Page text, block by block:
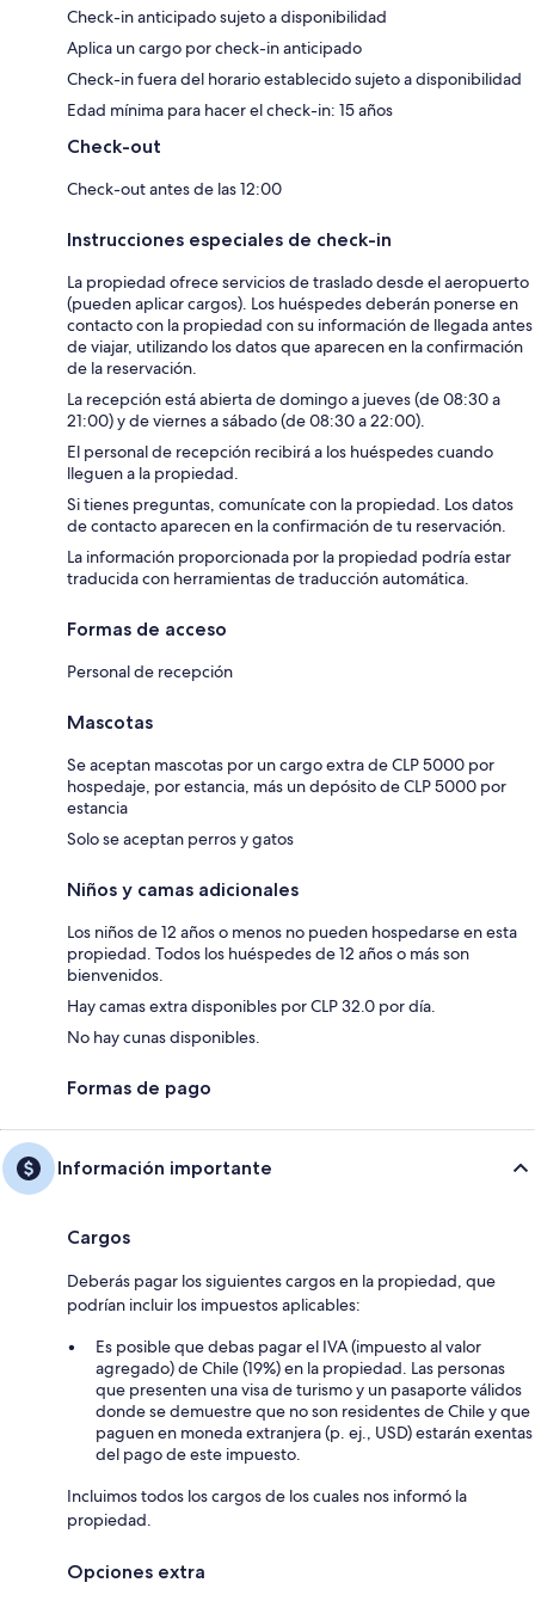
Check-in anticipado sujeto a disponibilidad
Aplica un cargo por check-in anticipado
Check-in fuera del horario establecido sujeto a disponibilidad
Edad mínima para hacer el check-in: 15 años
Check-out
Check-out antes de las 12:00
Instrucciones especiales de check-in
La propiedad ofrece servicios de traslado desde el aeropuerto
(pueden aplicar cargos). Los huéspedes deberán ponerse en
contacto con la propiedad con su información de llegada antes
de viajar, utilizando los datos que aparecen en la confirmación
de la reservación.
La recepción está abierta de domingo a jueves (de 08:30 a
21:00) y de viernes a sábado (de 08:30 a 22:00).
El personal de recepción recibirá a los huéspedes cuando
lleguen a la propiedad.
Si tienes preguntas, comunícate con la propiedad. Los datos
de contacto aparecen en la confirmación de tu reservación.
La información proporcionada por la propiedad podría estar
traducida con herramientas de traducción automática.
Formas de acceso
Personal de recepción
Mascotas
Se aceptan mascotas por un cargo extra de CLP 5000 por
hospedaje, por estancia, más un depósito de CLP 5000 por
estancia
Solo se aceptan perros y gatos
Niños y camas adicionales
Los niños de 12 años o menos no pueden hospedarse en esta
propiedad. Todos los huéspedes de 12 años o más son
bienvenidos.
Hay camas extra disponibles por CLP 32.0 por día.
No hay cunas disponibles.
Formas de pago
Información importante
Cargos
Deberás pagar los siguientes cargos en la propiedad, que
podrían incluir los impuestos aplicables:
Es posible que debas pagar el IVA (impuesto al valor
agregado) de Chile (19%) en la propiedad. Las personas
que presenten una visa de turismo y un pasaporte válidos
donde se demuestre que no son residentes de Chile y que
paguen en moneda extranjera (p. ej., USD) estarán exentas
del pago de este impuesto.
Incluimos todos los cargos de los cuales nos informó la
propiedad.
Opciones extra